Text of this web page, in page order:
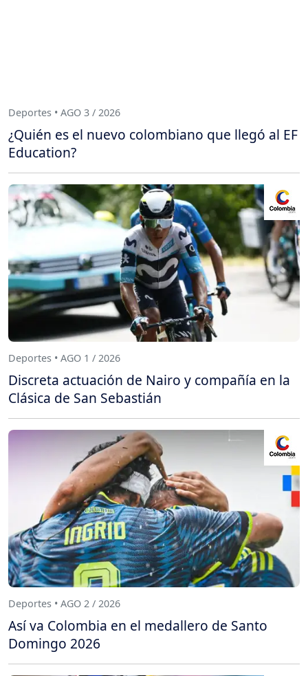
Deportes • AGO 3 / 2026
¿Quién es el nuevo colombiano que llegó al EF
Education?
Deportes • AGO 1 / 2026
Discreta actuación de Nairo y compañía en la
Clásica de San Sebastián
Deportes • AGO 2 / 2026
Así va Colombia en el medallero de Santo
Domingo 2026